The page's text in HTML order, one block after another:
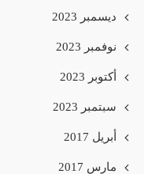
ديسمبر 2023
نوفمبر 2023
أكتوبر 2023
سبتمبر 2023
أبريل 2017
مارس 2017